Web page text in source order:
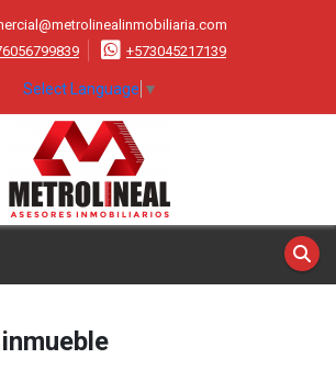
+573045217139
Select Language ▼